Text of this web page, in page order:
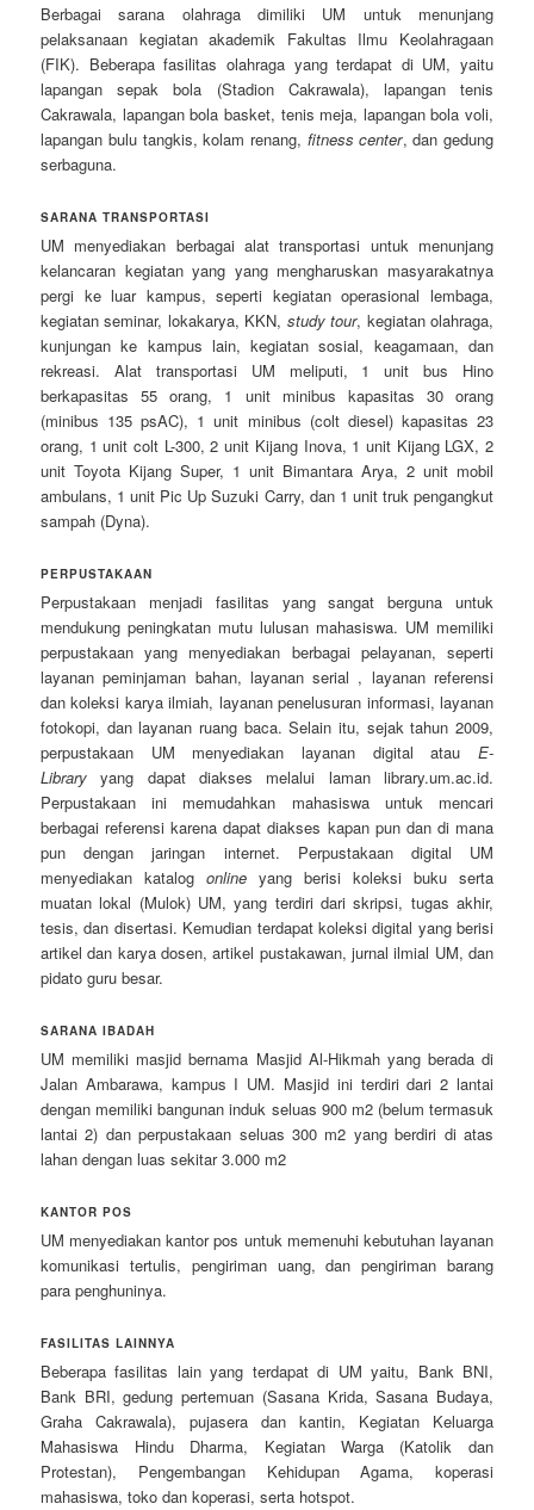
Berbagai sarana olahraga dimiliki UM untuk menunjang
pelaksanaan kegiatan akademik Fakultas Ilmu Keolahragaan
(FIK). Beberapa fasilitas olahraga yang terdapat di UM, yaitu
lapangan sepak bola (Stadion Cakrawala), lapangan tenis
Cakrawala, lapangan bola basket, tenis meja, lapangan bola voli,
lapangan bulu tangkis, kolam renang, fitness center, dan gedung
serbaguna.
SARANA TRANSPORTASI
UM menyediakan berbagai alat transportasi untuk menunjang
kelancaran kegiatan yang yang mengharuskan masyarakatnya
pergi ke luar kampus, seperti kegiatan operasional lembaga,
kegiatan seminar, lokakarya, KKN, study tour, kegiatan olahraga,
kunjungan ke kampus lain, kegiatan sosial, keagamaan, dan
rekreasi. Alat transportasi UM meliputi, 1 unit bus Hino
berkapasitas 55 orang, 1 unit minibus kapasitas 30 orang
(minibus 135 psAC), 1 unit minibus (colt diesel) kapasitas 23
orang, 1 unit colt L-300, 2 unit Kijang Inova, 1 unit Kijang LGX, 2
unit Toyota Kijang Super, 1 unit Bimantara Arya, 2 unit mobil
ambulans, 1 unit Pic Up Suzuki Carry, dan 1 unit truk pengangkut
sampah (Dyna).
PERPUSTAKAAN
Perpustakaan menjadi fasilitas yang sangat berguna untuk
mendukung peningkatan mutu lulusan mahasiswa. UM memiliki
perpustakaan yang menyediakan berbagai pelayanan, seperti
layanan peminjaman bahan, layanan serial , layanan referensi
dan koleksi karya ilmiah, layanan penelusuran informasi, layanan
fotokopi, dan layanan ruang baca. Selain itu, sejak tahun 2009,
perpustakaan UM menyediakan layanan digital atau E-
Library yang dapat diakses melalui laman library.um.ac.id.
Perpustakaan ini memudahkan mahasiswa untuk mencari
berbagai referensi karena dapat diakses kapan pun dan di mana
pun dengan jaringan internet. Perpustakaan digital UM
menyediakan katalogonline yang berisi koleksi buku serta
muatan lokal (Mulok) UM, yang terdiri dari skripsi, tugas akhir,
tesis, dan disertasi. Kemudian terdapat koleksi digital yang berisi
artikel dan karya dosen, artikel pustakawan, jurnal ilmial UM, dan
pidato guru besar.
SARANA IBADAH
UM memiliki masjid bernama Masjid Al-Hikmah yang berada di
Jalan Ambarawa, kampus I UM. Masjid ini terdiri dari 2 lantai
dengan memiliki bangunan induk seluas 900 m2 (belum termasuk
lantai 2) dan perpustakaan seluas 300 m2 yang berdiri di atas
lahan dengan luas sekitar 3.000 m2
KANTOR POS
UM menyediakan kantor pos untuk memenuhi kebutuhan layanan
komunikasi tertulis, pengiriman uang, dan pengiriman barang
para penghuninya.
FASILITAS LAINNYA
Beberapa fasilitas lain yang terdapat di UM yaitu, Bank BNI,
Bank BRI, gedung pertemuan (Sasana Krida, Sasana Budaya,
Graha Cakrawala), pujasera dan kantin, Kegiatan Keluarga
Mahasiswa Hindu Dharma, Kegiatan Warga (Katolik dan
Protestan), Pengembangan Kehidupan Agama, koperasi
mahasiswa, toko dan koperasi, serta hotspot.